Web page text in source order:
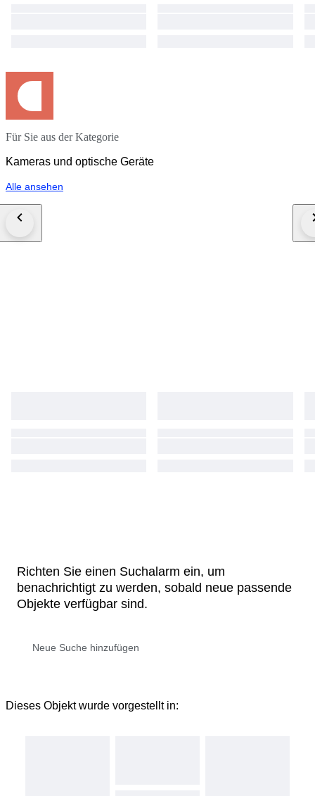
Für Sie aus der Kategorie
Kameras und optische Geräte
Alle ansehen
Richten Sie einen Suchalarm ein, um
benachrichtigt zu werden, sobald neue passende
Objekte verfügbar sind.
Dieses Objekt wurde vorgestellt in: